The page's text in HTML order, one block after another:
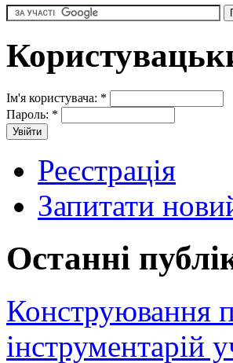
Ім'я користувача: *
Пароль: *
Реєстрація
Запитати
Останні
Конструювання
інструментарій